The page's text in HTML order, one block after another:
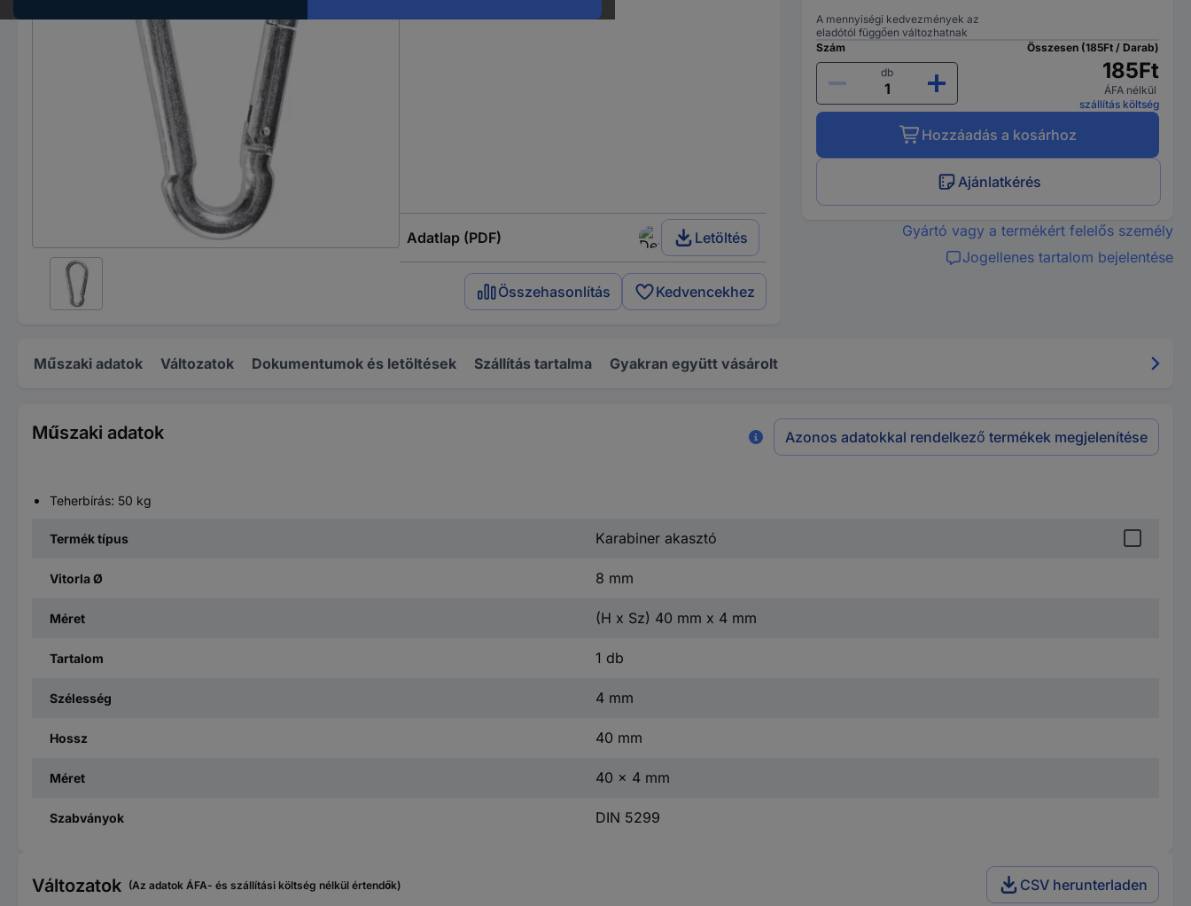
Adatlap (PDF) Letöltés
Összehasonlítás Kedvencekhez
A mennyiségi kedvezmények az
eladótól függően változhatnak
Szám
db
Összesen (185Ft / Darab)
185Ft
ÁFA nélkül
szállítás költség
Hozzáadás a kosárhoz
Ajánlatkérés
Gyártó vagy a termékért felelős személy
Jogellenes tartalom bejelentése
Műszaki adatok Változatok Dokumentumok és letöltések Szállítás tartalma Gyakran együtt vásárolt
Műszaki adatok Azonos adatokkal rendelkező termékek megjelenítése
Teherbírás: 50 kg
Termék típus Karabiner akasztó
Vitorla Ø 8 mm
Méret (H x Sz) 40 mm x 4 mm
Tartalom 1 db
Szélesség 4 mm
Hossz 40 mm
Méret 40 x 4 mm
Szabványok DIN 5299
Változatok (Az adatok ÁFA- és szállítási költség nélkül értendők) CSV herunterladen